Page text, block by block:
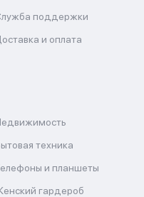
поддержки
и оплата
техника
и планшеты
гардероб